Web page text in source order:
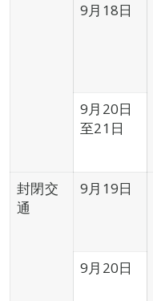
9月18日
9月20日
至21日
封閉交
通
9月19日
9月20日